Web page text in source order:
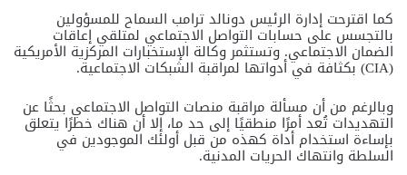
كما اقترحت إدارة الرئيس دونالد ترامب السماح للمسؤولين
بالتجسس على حسابات التواصل الاجتماعي لمتلقي إعاقات
الضمان الاجتماعي. وتستثمر وكالة الإستخبارات المركزية الأمريكية
(CIA) بكثافة في أدواتها لمراقبة الشبكات الاجتماعية.
وبالرغم من أن مسألة مراقبة منصات التواصل الاجتماعي بحثًا عن
التهديدات تُعد أمرًا منطقيًا إلى حد ما، إلا أن هناك خطرًا يتعلق
بإساءة استخدام أداة كهذه من قبل أولئك الموجودين في
السلطة وانتهاك الحريات المدنية.